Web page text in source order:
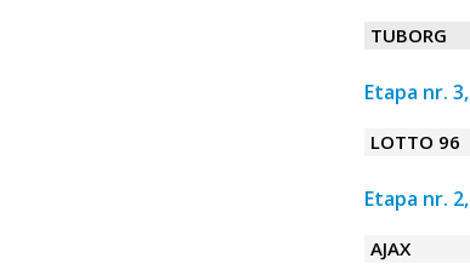
TUBORG
Etapa nr. 3,
LOTTO 96
Etapa nr. 2,
AJAX